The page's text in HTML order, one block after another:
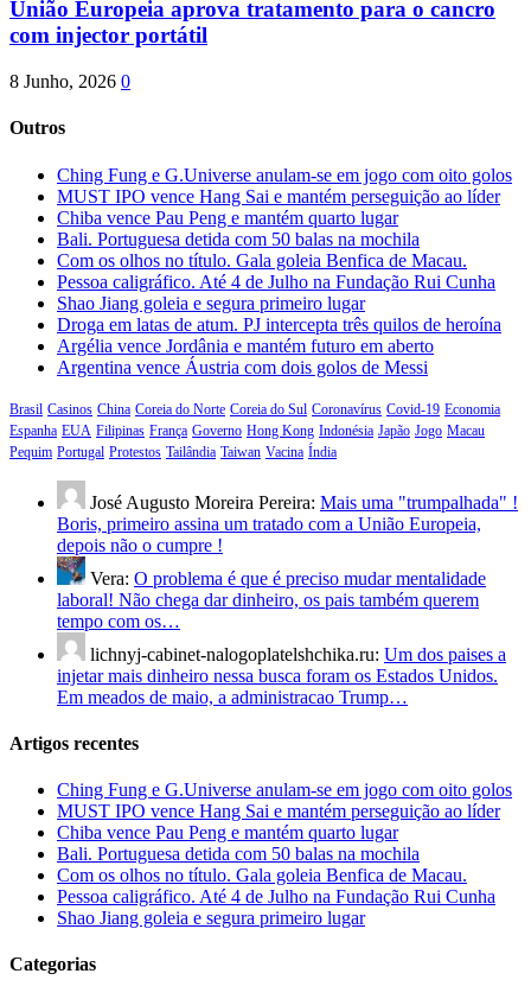
União Europeia aprova tratamento para o cancro
com injector portátil
8 Junho, 2026 0
Outros
Ching Fung e G.Universe anulam-se em jogo com oito golos
MUST IPO vence Hang Sai e mantém perseguição ao líder
Chiba vence Pau Peng e mantém quarto lugar
Bali. Portuguesa detida com 50 balas na mochila
Com os olhos no título. Gala goleia Benfica de Macau.
Pessoa caligráfico. Até 4 de Julho na Fundação Rui Cunha
Shao Jiang goleia e segura primeiro lugar
Droga em latas de atum. PJ intercepta três quilos de heroína
Argélia vence Jordânia e mantém futuro em aberto
Argentina vence Áustria com dois golos de Messi
Brasil Casinos China Coreia do Norte Coreia do Sul Coronavírus Covid-19 Economia
Espanha EUA Filipinas França Governo Hong Kong Indonésia Japão Jogo Macau
Pequim Portugal Protestos Tailândia Taiwan Vacina Índia
José Augusto Moreira Pereira: Mais uma "trumpalhada" !
Boris, primeiro assina um tratado com a União Europeia,
depois não o cumpre !
Vera: O problema é que é preciso mudar mentalidade
laboral! Não chega dar dinheiro, os pais também querem
tempo com os…
lichnyj-cabinet-nalogoplatelshchika.ru: Um dos paises a
injetar mais dinheiro nessa busca foram os Estados Unidos.
Em meados de maio, a administracao Trump…
Artigos recentes
Ching Fung e G.Universe anulam-se em jogo com oito golos
MUST IPO vence Hang Sai e mantém perseguição ao líder
Chiba vence Pau Peng e mantém quarto lugar
Bali. Portuguesa detida com 50 balas na mochila
Com os olhos no título. Gala goleia Benfica de Macau.
Pessoa caligráfico. Até 4 de Julho na Fundação Rui Cunha
Shao Jiang goleia e segura primeiro lugar
Categorias